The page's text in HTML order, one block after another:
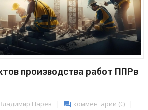
производства работ ППРв
Владимир Царёв | комментарии (0)
|